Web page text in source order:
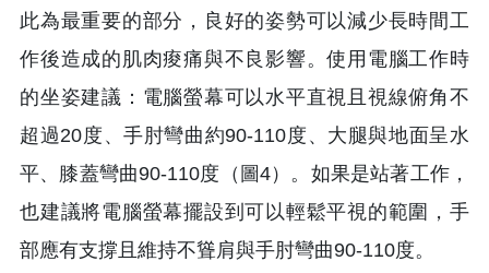
此為最重要的部分，良好的姿勢可以減少長時間工
作後造成的肌肉痠痛與不良影響。使用電腦工作時
的坐姿建議：電腦螢幕可以水平直視且視線俯角不
超過20度、手肘彎曲約90-110度、大腿與地面呈水
平、膝蓋彎曲90-110度（圖4）。如果是站著工作，
也建議將電腦螢幕擺設到可以輕鬆平視的範圍，手
部應有支撐且維持不聳肩與手肘彎曲90-110度。